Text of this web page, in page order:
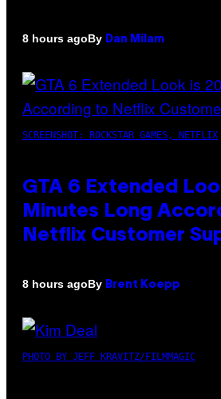
8 hours agoBy Dan Milam
SCREENSHOT: ROCKSTAR GAMES, NETFLIX
GTA 6 Extended
Minutes Long
Netflix Customer
8 hours agoBy Brent Koepp
PHOTO BY JEFF KRAVITZ/FILMMAGIC